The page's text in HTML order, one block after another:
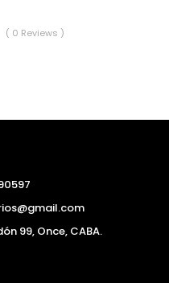
( 0 Reviews )
99, Once, CABA.